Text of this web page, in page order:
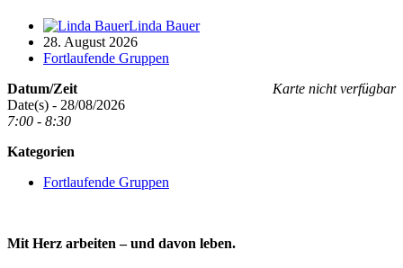
Linda Bauer
28. August 2026
Fortlaufende Gruppen
Karte nicht verfügbar
Datum/Zeit
Date(s) - 28/08/2026
7:00 - 8:30
Kategorien
Fortlaufende Gruppen
Mit Herz arbeiten – und davon leben.